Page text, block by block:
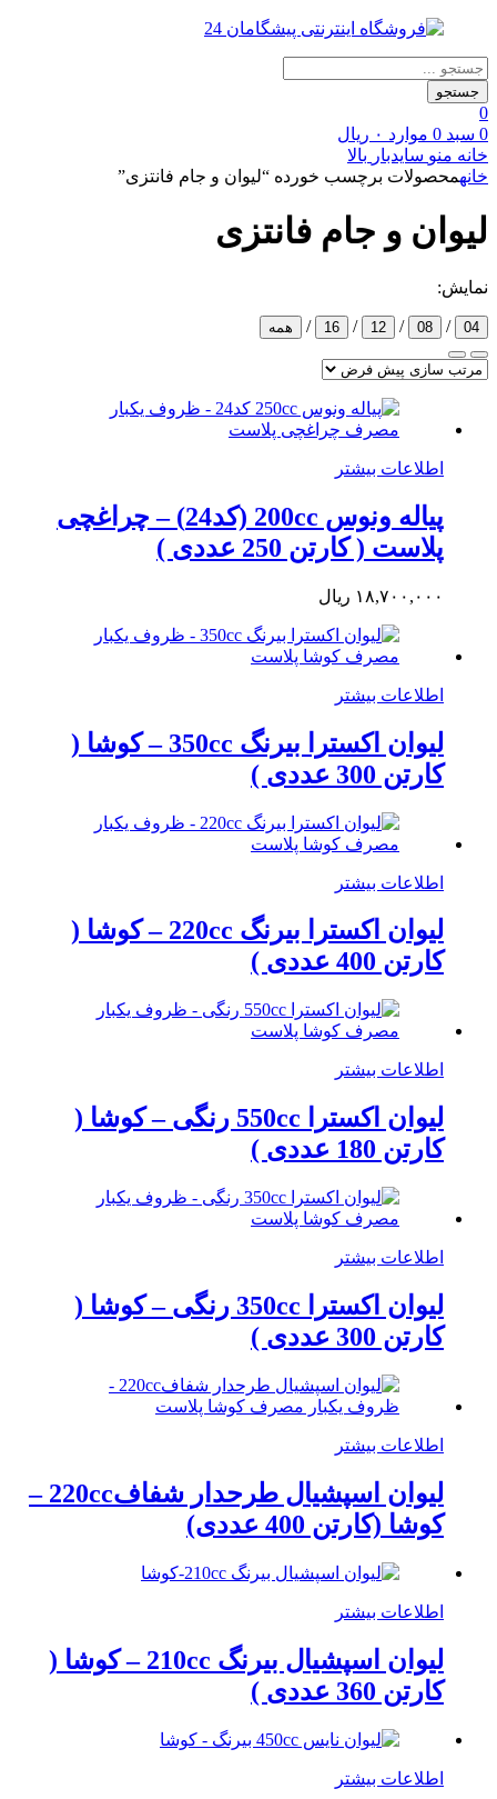
Products
search
جستجو
0
0 سبد 0 موارد ۰ ریال
خانه منو سایدبار بالا
خانهمحصولات برچسب خورده “لیوان و جام فانتزی”
لیوان و جام فانتزی
نمایش:
04
/
08
/
12
/
16
/ همه
اطلاعات بیشتر
پیاله ونوس 200cc (کد24) – چراغچی
پلاست ( کارتن 250 عددی )
۱۸,۷۰۰,۰۰۰ ریال
اطلاعات بیشتر
لیوان اکسترا بیرنگ 350cc – کوشا (
کارتن 300 عددی )
اطلاعات بیشتر
لیوان اکسترا بیرنگ 220cc – کوشا (
کارتن 400 عددی )
اطلاعات بیشتر
لیوان اکسترا 550cc رنگی – کوشا (
کارتن 180 عددی )
اطلاعات بیشتر
لیوان اکسترا 350cc رنگی – کوشا (
کارتن 300 عددی )
اطلاعات بیشتر
لیوان اسپشیال طرحدار شفاف220cc –
کوشا (کارتن 400 عددی)
اطلاعات بیشتر
لیوان اسپشیال بیرنگ 210cc – کوشا (
کارتن 360 عددی )
اطلاعات بیشتر